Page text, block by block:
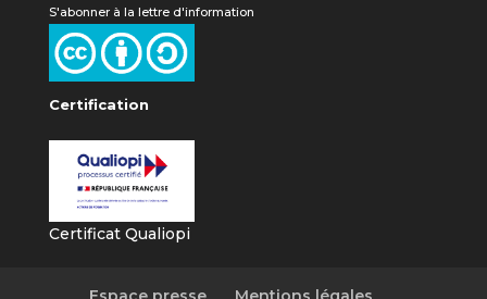
S'abonner à la lettre d'information
Certification
Certificat Qualiopi